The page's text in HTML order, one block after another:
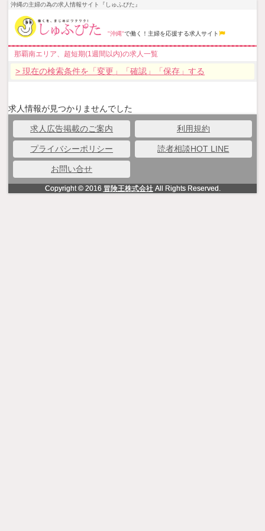
沖縄の主婦の為の求人情報サイト『しゅふぴた』
"沖縄"で働く！主婦を応援する求人サイト
那覇南エリア、超短期(1週間以内)の求人一覧
> 現在の検索条件を「変更」「確認」「保存」する
求人情報が見つかりませんでした
求人広告掲載のご案内 利用規約
プライバシーポリシー 読者相談HOT LINE
お問い合せ
Copyright © 2016 冒険王株式会社All Rights Reserved.